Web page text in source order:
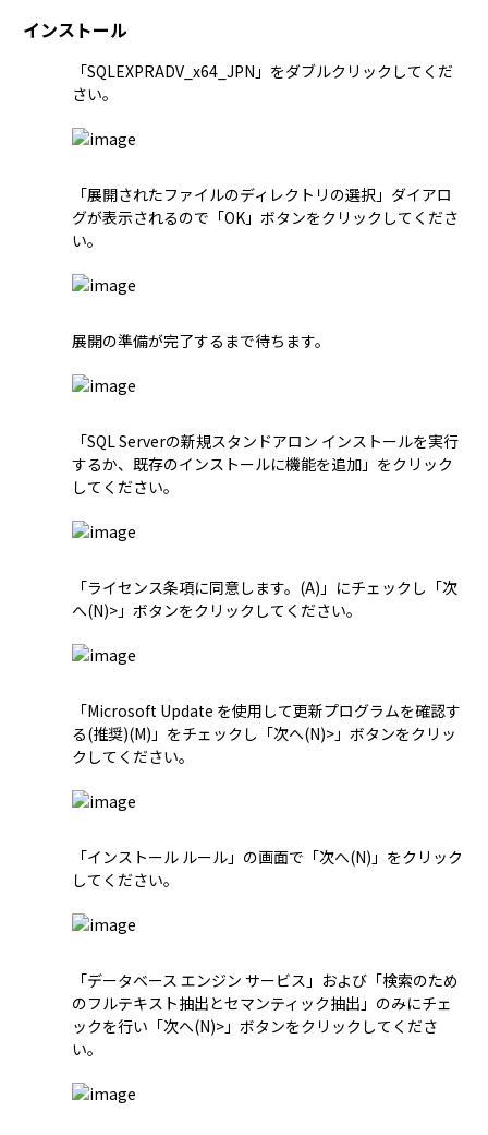
インストール
「SQLEXPRADV_x64_JPN」をダブルクリックしてくだ
さい。
「展開されたファイルのディレクトリの選択」ダイアロ
グが表示されるので「OK」ボタンをクリックしてくださ
い。
展開の準備が完了するまで待ちます。
「SQL Serverの新規スタンドアロン インストールを実行
するか、既存のインストールに機能を追加」をクリック
してください。
「ライセンス条項に同意します。(A)」にチェックし「次
へ(N)>」ボタンをクリックしてください。
「Microsoft Update を使用して更新プログラムを確認す
る(推奨)(M)」をチェックし「次へ(N)>」ボタンをクリッ
クしてください。
「インストール ルール」の画面で「次へ(N)」をクリック
してください。
「データベース エンジン サービス」および「検索のため
のフルテキスト抽出とセマンティック抽出」のみにチェ
ックを行い「次へ(N)>」ボタンをクリックしてくださ
い。